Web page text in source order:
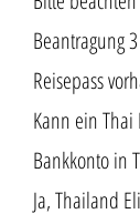
Beantragung
Reisepass
Kann ein
Bankkonto in
Ja, Thailand